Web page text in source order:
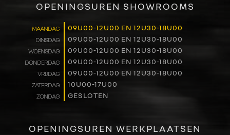
RENAULT PRO+
NAVERKOOP
VERHUUR
NIEUWS
OVER ONS
OPENINGSUREN SHOWROOMS
MAANDAG 09U00-12U00 EN 12U30-18U00
DINSDAG 09U00-12U00 EN 12U30-18U00
WOENSDAG 09U00-12U00 EN 12U30-18U00
DONDERDAG 09U00-12U00 EN 12U30-18U00
VRIJDAG 09U00-12U00 EN 12U30-18U00
ZATERDAG 10U00-17U00
ZONDAG GESLOTEN
OPENINGSUREN WERKPLAATSEN